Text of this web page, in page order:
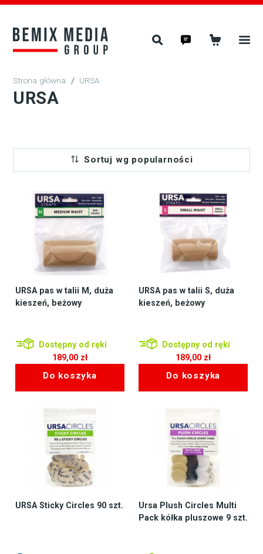
/ URSA
URSA
Sortuj wg popularności
URSA pas w talii M, duża
kieszeń, beżowy
Dostępny od ręki
189,00 zł
Do koszyka
URSA pas w talii S, duża
kieszeń, beżowy
Dostępny od ręki
189,00 zł
Do koszyka
URSA Sticky Circles 90 szt.
Ursa Plush Circles Multi
Pack kółka pluszowe 9 szt.